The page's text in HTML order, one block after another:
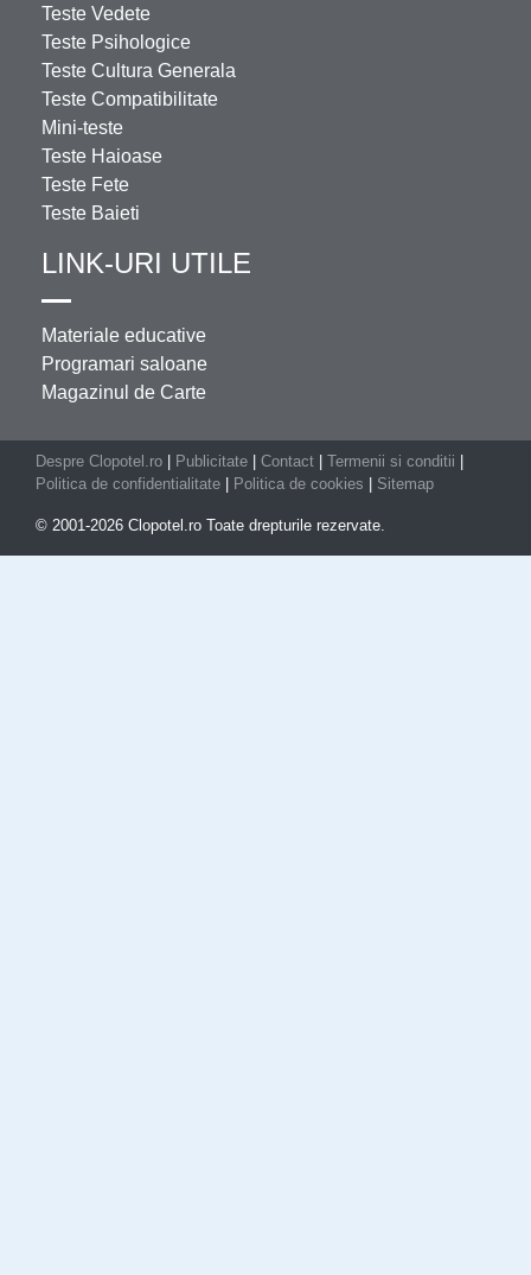
Teste Vedete
Teste Psihologice
Teste Cultura Generala
Teste Compatibilitate
Mini-teste
Teste Haioase
Teste Fete
Teste Baieti
LINK-URI UTILE
Materiale educative
Programari saloane
Magazinul de Carte
Despre Clopotel.ro Publicitate Contact Termenii si conditii
Politica de confidentialitate
Politica de cookies Sitemap
© 2001-2026 Clopotel.ro Toate drepturile rezervate.